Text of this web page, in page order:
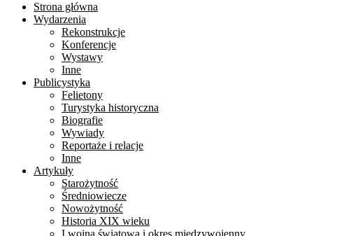
Strona główna
Wydarzenia
Rekonstrukcje
Konferencje
Wystawy
Inne
Publicystyka
Felietony
Turystyka historyczna
Biografie
Wywiady
Reportaże i relacje
Inne
Artykuły
Starożytność
Średniowiecze
Nowożytność
Historia XIX wieku